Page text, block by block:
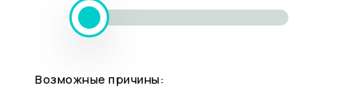
Возможные причины: